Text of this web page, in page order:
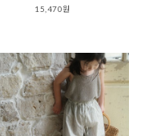
15,470원